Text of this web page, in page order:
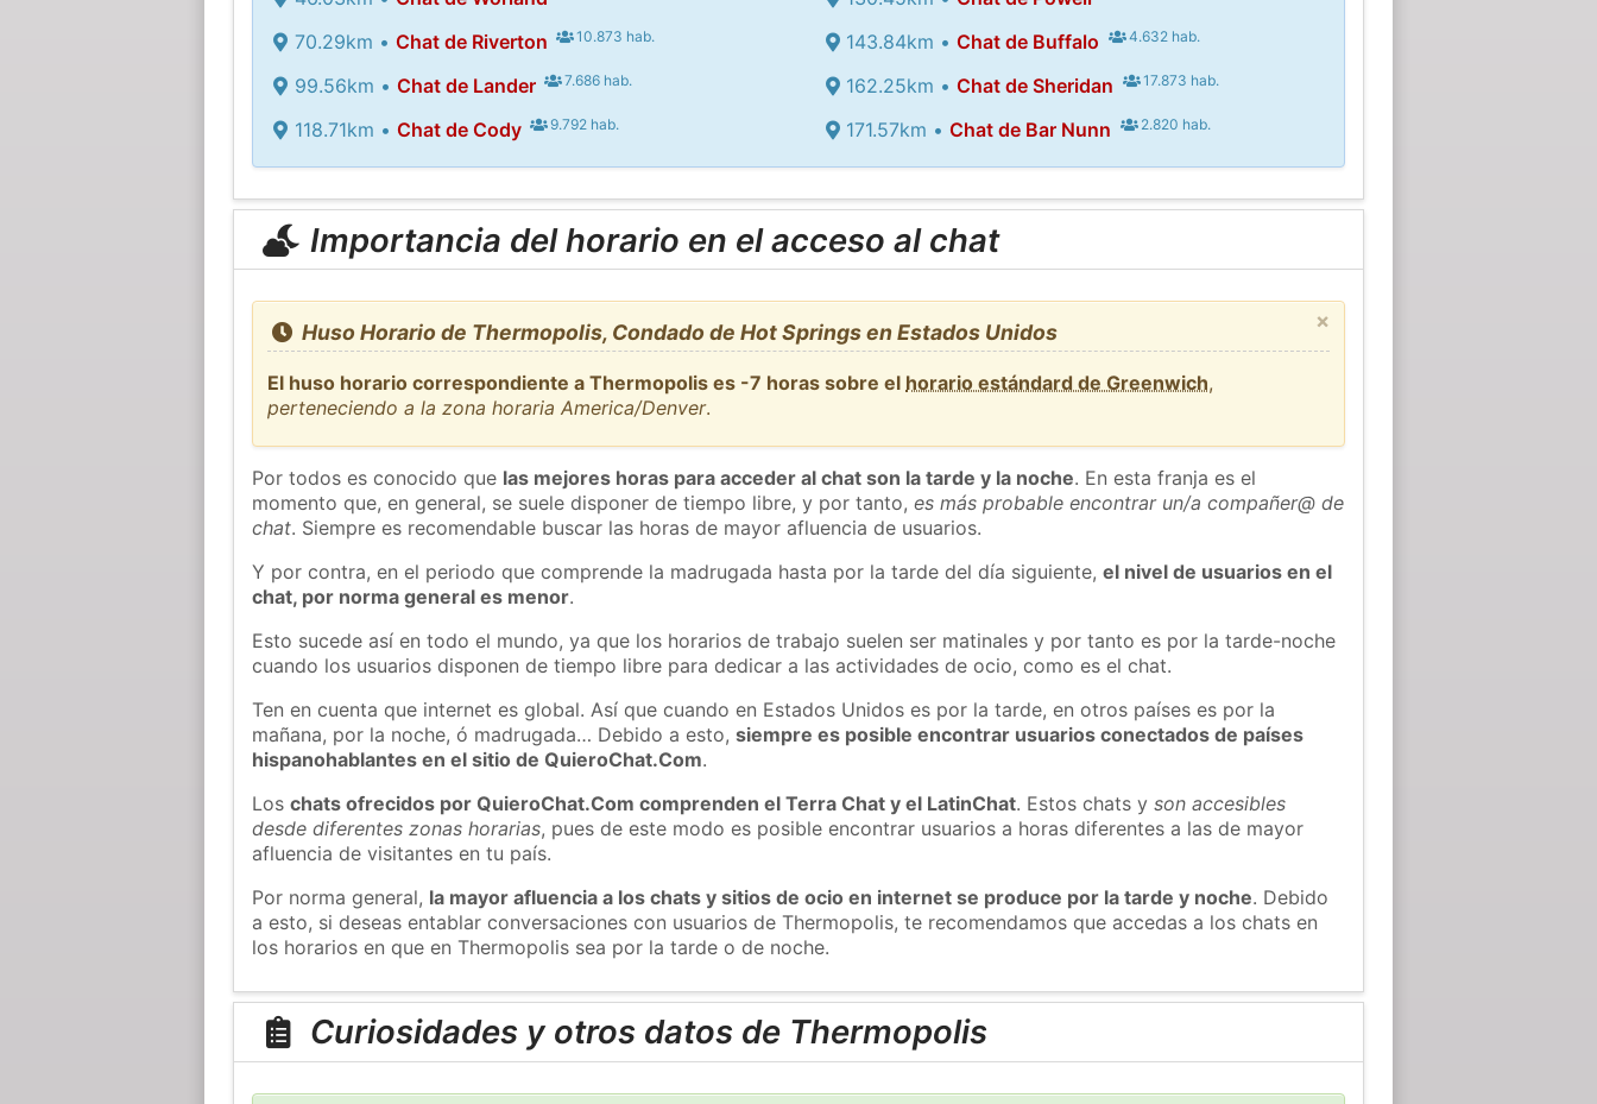
70.29km • Chat de Riverton 10.873 hab.
99.56km • Chat de Lander 7.686 hab.
118.71km • Chat de Cody 9.792 hab.
143.84km •Chat de Buffalo 4.632 hab.
162.25km •Chat de Sheridan 17.873 hab.
171.57km •Chat de Bar Nunn 2.820 hab.
Importancia del horario en el acceso al chat
×
Huso Horario de Thermopolis, Condado de Hot Springs en Estados Unidos
El huso horario correspondiente a Thermopolis es -7 horas sobre el horario estándard de Greenwich,
perteneciendo a la zona horaria America/Denver.
Por todos es conocido que las mejores horas para acceder al chat son la tarde y la noche. En esta franja es el
momento que, en general, se suele disponer de tiempo libre, y por tanto,es más probable encontrar un/a compañer@ de
chat. Siempre es recomendable buscar las horas de mayor afluencia de usuarios.
Y por contra, en el periodo que comprende la madrugada hasta por la tarde del día siguiente,el nivel de usuarios en el
chat, por norma general es menor.
Esto sucede así en todo el mundo, ya que los horarios de trabajo suelen ser matinales y por tanto es por la tarde-noche
cuando los usuarios disponen de tiempo libre para dedicar a las actividades de ocio, como es el chat.
Ten en cuenta que internet es global. Así que cuando en Estados Unidos es por la tarde, en otros países es por la
mañana, por la noche, ó madrugada… Debido a esto,siempre es posible encontrar usuarios conectados de países
hispanohablantes en el sitio de QuieroChat.Com.
Loschats ofrecidos por QuieroChat.Com comprenden el Terra Chat y el LatinChat. Estos chats yson accesibles
desde diferentes zonas horarias, pues de este modo es posible encontrar usuarios a horas diferentes a las de mayor
afluencia de visitantes en tu país.
Por norma general, la mayor afluencia a los chats y sitios de ocio en internet se produce por la tarde y noche. Debido
a esto, si deseas entablar conversaciones con usuarios de Thermopolis, te recomendamos que accedas a los chats en
los horarios en que en Thermopolis sea por la tarde o de noche.
Curiosidades y otros datos de Thermopolis